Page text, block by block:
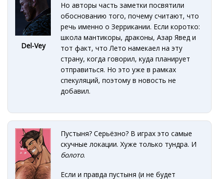
Del-Vey
Но авторы часть заметки посвятили
обоснованию того, почему считают, что
речь именно о Зеррикании. Если коротко:
школа мантикоры, драконы, Азар Явед и
тот факт, что Лето намекаел на эту
страну, когда говорил, куда планирует
отправиться. Но это уже в рамках
спекуляций, поэтому в новость не
добавил.
Пустыня? Серьёзно? В играх это самые
скучные локации. Хуже только тундра. И
болото.
Если и правда пустыня (и не будет